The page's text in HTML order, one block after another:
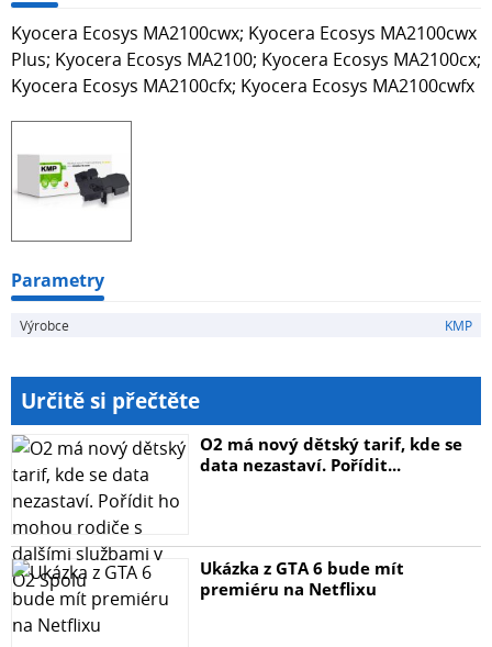
Kyocera Ecosys MA2100cwx; Kyocera Ecosys MA2100cwx
Plus; Kyocera Ecosys MA2100; Kyocera Ecosys MA2100cx;
Kyocera Ecosys MA2100cfx; Kyocera Ecosys MA2100cwfx
Parametry
Výrobce KMP
Určitě si přečtěte
O2 má nový dětský tarif, kde se
data nezastaví. Pořídit...
Ukázka z GTA 6 bude mít
premiéru na Netflixu